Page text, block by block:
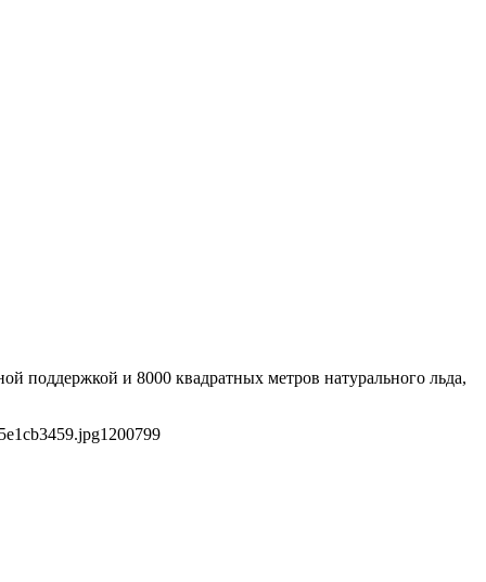
поддержкой и 8000 квадратных метров натурального льда,
1200799